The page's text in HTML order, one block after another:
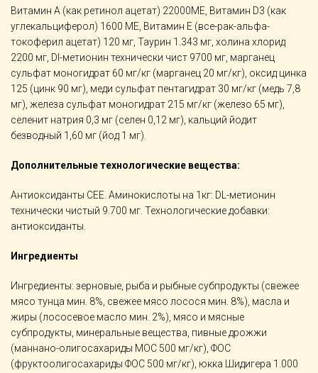
Витамин А (как ретинол ацетат) 22000МЕ, Витамин D3 (как
углекальциферол) 1600 МЕ, Витамин Е (все-рак-альфа-
токоферил ацетат) 120 мг, Таурин 1.343 мг, холина хлорид
2200 мг, DI-метионин технически чист 9700 мг, марганец
сульфат моногидрат 60 мг/кг (марганец 20 мг/кг), оксид цинка
125 (цинк 90 мг), меди сульфат пентагидрат 30 мг/кг (медь 7,8
мг), железа сульфат моногидрат 215 мг/кг (железо 65 мг),
селенит натрия 0,3 мг (селен 0,12 мг), кальций йодит
безводный 1,60 мг (йод 1 мг).
Дополнительные технологические вещества:
Антиоксиданты СЕЕ. Аминокислоты на 1кг: DL-метионин
технически чистый 9.700 мг. Технологические добавки:
антиоксиданты.
Ингредиенты
Ингредиенты: зерновые, рыба и рыбные субпродукты (свежее
мясо тунца мин. 8%, свежее мясо лосося мин. 8%), масла и
жиры (лососевое масло мин. 2%), мясо и мясные
субпродукты, минеральные вещества, пивные дрожжи
(маннано-олигосахариды МОС 500 мг/кг), ФОС
(фруктоолигосахариды ФОС 500 мг/кг), юкка Шидигера 1.000